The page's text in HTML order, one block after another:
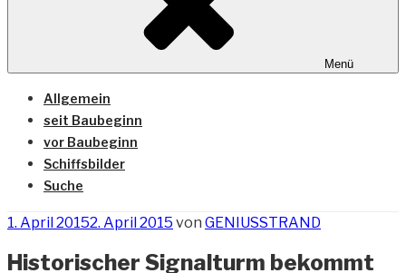
Menü
Allgemein
seit Baubeginn
vor Baubeginn
Schiffsbilder
Suche
Veröffentlicht
1. April 20152. April 2015 von GENIUSSTRAND
Historischer Signalturm bekommt